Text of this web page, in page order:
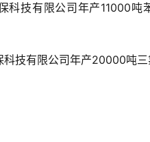
科技有限公司年产11000
科技有限公司年产20000吨